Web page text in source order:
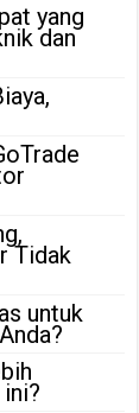
yang
dan
Tidak
untuk